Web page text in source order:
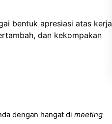
bentuk apresiasi atas kerja
dan kekompakan
dengan hangat di meeting